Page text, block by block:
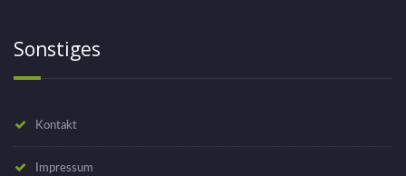
Sonstiges
Kontakt
Impressum